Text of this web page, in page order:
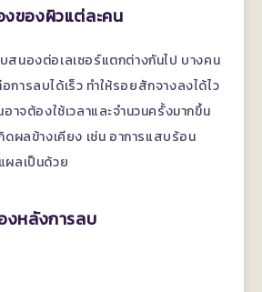
ของผิวแต่ละคน
นองต่อเลเซอร์แตกต่างกันไป บางคน
ารลบได้เร็ว ทำให้รอยสักจางลงได้ไว
าจต้องใช้เวลาและจำนวนครั้งมากขึ้น
ดผลข้างเคียง เช่น อาการแสบร้อน
ลเป็นด้วย
งหลังการลบ